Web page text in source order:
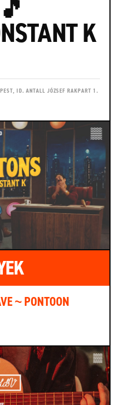
K
ID. ANTALL JÓZSEF RAKPART 1.
~ PONTOON